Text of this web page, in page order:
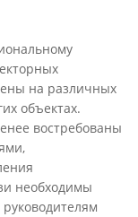
на различных
объектах.
востребованы
необходимы